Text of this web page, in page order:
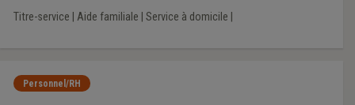
Titre-service Aide familiale Service à domicile
Personnel/RH